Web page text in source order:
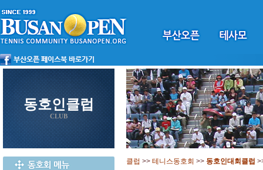
동호인클럽
CLUB
클럽 >> 테니스동호회 >> 동호인대회클럽